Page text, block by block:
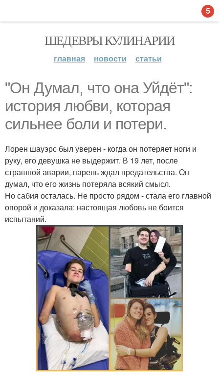
ШЕДЕВРЫ КУЛИНАРИИ
главная новости статьи
"Он Думал, что она Уйдёт":
история любви, которая
сильнее боли и потери.
Лорен шауэрс был уверен - когда он потеряет ноги и
руку, его девушка не выдержит. В 19 лет, после
страшной аварии, парень ждал предательства. Он
думал, что его жизнь потеряла всякий смысл.
Но сабия осталась. Не просто рядом - стала его главной
опорой и доказала: настоящая любовь не боится
испытаний.
5